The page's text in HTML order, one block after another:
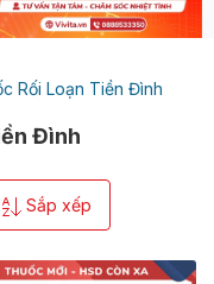
Rối Loạn Tiền Đình
Đình
Sắp xếp